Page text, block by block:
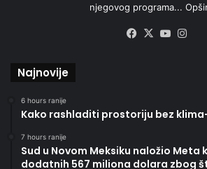
njegovog programa...
Facebook
X
Najnovije
6 hours ranije
Kako rashladiti prostoriju bez
7 hours ranije
Sud u Novom Meksiku naložio
dodatnih 567 miliona dolara zbog